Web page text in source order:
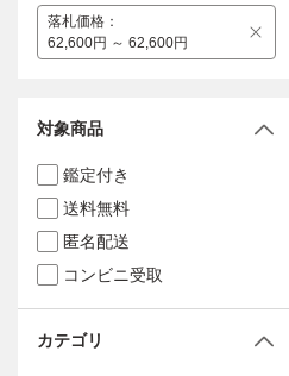
落札価格 ：
62,600円 ～ 62,600円
対象商品
鑑定付き
送料無料
匿名配送
コンビニ受取
カテゴリ